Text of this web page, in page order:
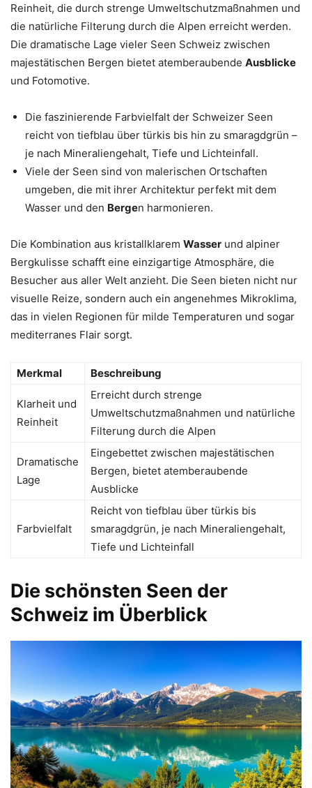
Reinheit, die durch strenge Umweltschutzmaßnahmen und
die natürliche Filterung durch die Alpen erreicht werden.
Die dramatische Lage vieler Seen Schweiz zwischen
majestätischen Bergen bietet atemberaubende Ausblicke
und Fotomotive.
Die faszinierende Farbvielfalt der Schweizer Seen
reicht von tiefblau über türkis bis hin zu smaragdgrün –
je nach Mineraliengehalt, Tiefe und Lichteinfall.
Viele der Seen sind von malerischen Ortschaften
umgeben, die mit ihrer Architektur perfekt mit dem
Wasser und den Bergen harmonieren.
Die Kombination aus kristallklarem Wasser und alpiner
Bergkulisse schafft eine einzigartige Atmosphäre, die
Besucher aus aller Welt anzieht. Die Seen bieten nicht nur
visuelle Reize, sondern auch ein angenehmes Mikroklima,
das in vielen Regionen für milde Temperaturen und sogar
mediterranes Flair sorgt.
Merkmal Beschreibung
Klarheit und
Reinheit
Erreicht durch strenge
Umweltschutzmaßnahmen und natürliche
Filterung durch die Alpen
Dramatische
Lage
Eingebettet zwischen majestätischen
Bergen, bietet atemberaubende
Ausblicke
Farbvielfalt
Reicht von tiefblau über türkis bis
smaragdgrün, je nach Mineraliengehalt,
Tiefe und Lichteinfall
Die schönsten Seen der
Schweiz im Überblick